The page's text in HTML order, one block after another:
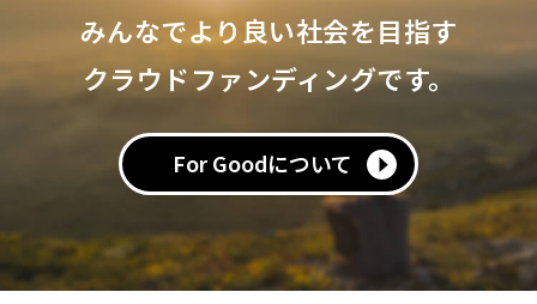
みんなでより良い社会を目指す
クラウドファンディングです。
For Goodについて